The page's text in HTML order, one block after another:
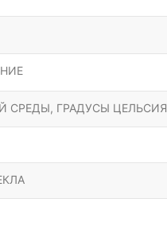
СРЕДЫ, ГРАДУСЫ ЦЕЛЬСИЯ